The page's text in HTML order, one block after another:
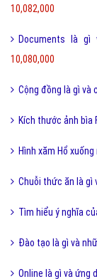
10,082,000
Documents là
10,080,000
Cộng đồng là gì và
Kích thước ảnh bìa
Hình xăm Hổ
Chuỗi thức ăn là gì
Tìm hiểu ý nghĩa
Đào tạo là gì và
Online là gì và ứng